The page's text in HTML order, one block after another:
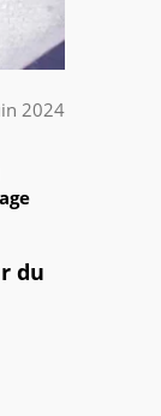
2024
du